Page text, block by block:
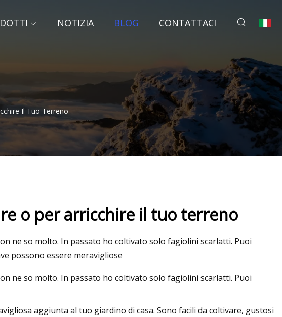
NOTIZIA BLOG CONTATTACI
Il Tuo Terreno
da fare in Giordania: guida
o per arricchire il tuo terreno
ne so molto. In passato ho coltivato solo fagiolini scarlatti. Puoi
possono essere meravigliose
ne so molto. In passato ho coltivato solo fagiolini scarlatti. Puoi
aggiunta al tuo giardino di casa. Sono facili da coltivare, gustosi